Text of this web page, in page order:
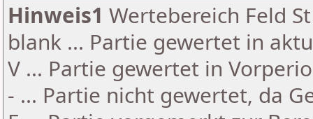
Hinweis1 Wertebereich Feld
blank ... Partie gewertet in
V ... Partie gewertet in
- ... Partie nicht gewertet, da